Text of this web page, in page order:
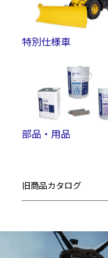
特別仕様車
部品・用品
旧商品カタログ